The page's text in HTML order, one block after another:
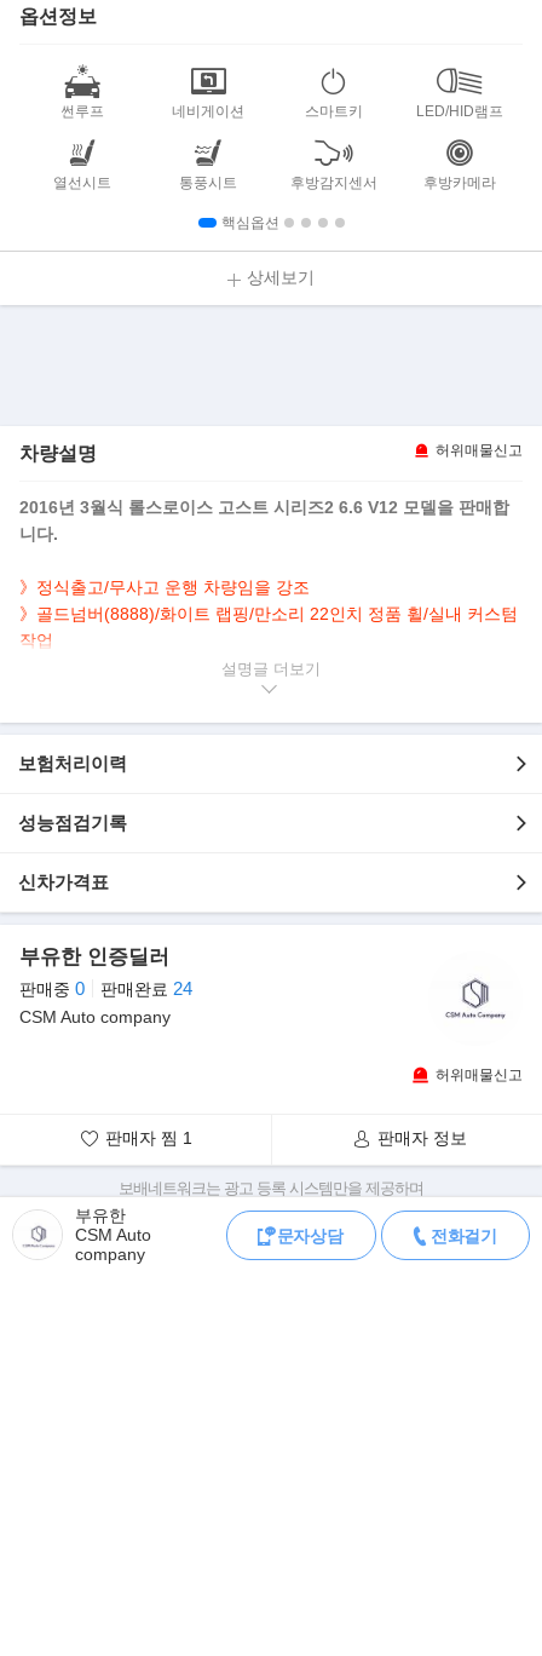
옵션정보
썬루프 네비게이션 스마트키 LED/HID램프
열선시트 통풍시트 후방감지센서 후방카메라
핵심옵션
상세보기
차량설명 허위매물신고
2016년 3월식 롤스로이스 고스트 시리즈2 6.6 V12 모델을 판매합
니다.
》정식출고/무사고 운행 차량임을 강조
》골드넘버(8888)/화이트 랩핑/만소리 22인치 정품 휠/실내 커스텀
작업
》오일 누유 전체 수리 완료/헤드라이트 고질병 수리 완료/휠 밸런
- 골드넘버
- 무사고 운행
- 화이트 랩핑(원색 그레이)
- 깔끔하게 관리된 내/외관 보유
- 옵션으로 네비/후방캠/파노라마/HUD/어라운드뷰/열선.통풍.전동.
메모리시트 등..
6.6ℓ V12 트윈 터보 엔진을 탑재, 배기량은 6592㏄다. 최고 571마력
250㎞/h다. 0㎞/h에서 100㎞/h까지 도달 시간은 스탠다드 휠 베이
스 모델 4.9초, 익스텐디드 휠 베이스
모델 5.0초다.
설명글
보험처리이력
성능점검기록
신차가격표
부유한 인증딜러
판매중 0 판매완료 24
CSM Auto company
허위매물신고
판매자 찜 1 판매자 정보
부유한
CSM Auto
company
문자상담 전화걸기
보배네트워크는 광고 등록 시스템만을 제공하며
판매자가 직접 등록한 내용에 대한 모든 책임은 판매자에게 있습니다.
차량 구매 시 차량등록증, 성능점검기록부, 실제 차량 상태,
차대번호 조회로 직접 정보를 확인하세요.